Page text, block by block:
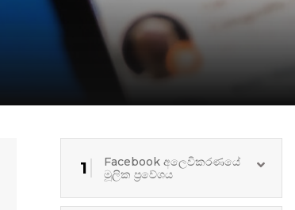
1
Facebook අලෙවිකරණයේ
මූලික ප්‍රවේශය